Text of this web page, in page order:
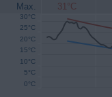
Max. 31°C
0°C
5°C
10°C
15°C
20°C
25°C
30°C